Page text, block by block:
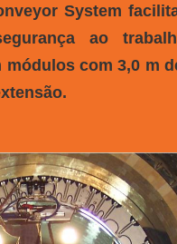
System
ao
com 3,0 m